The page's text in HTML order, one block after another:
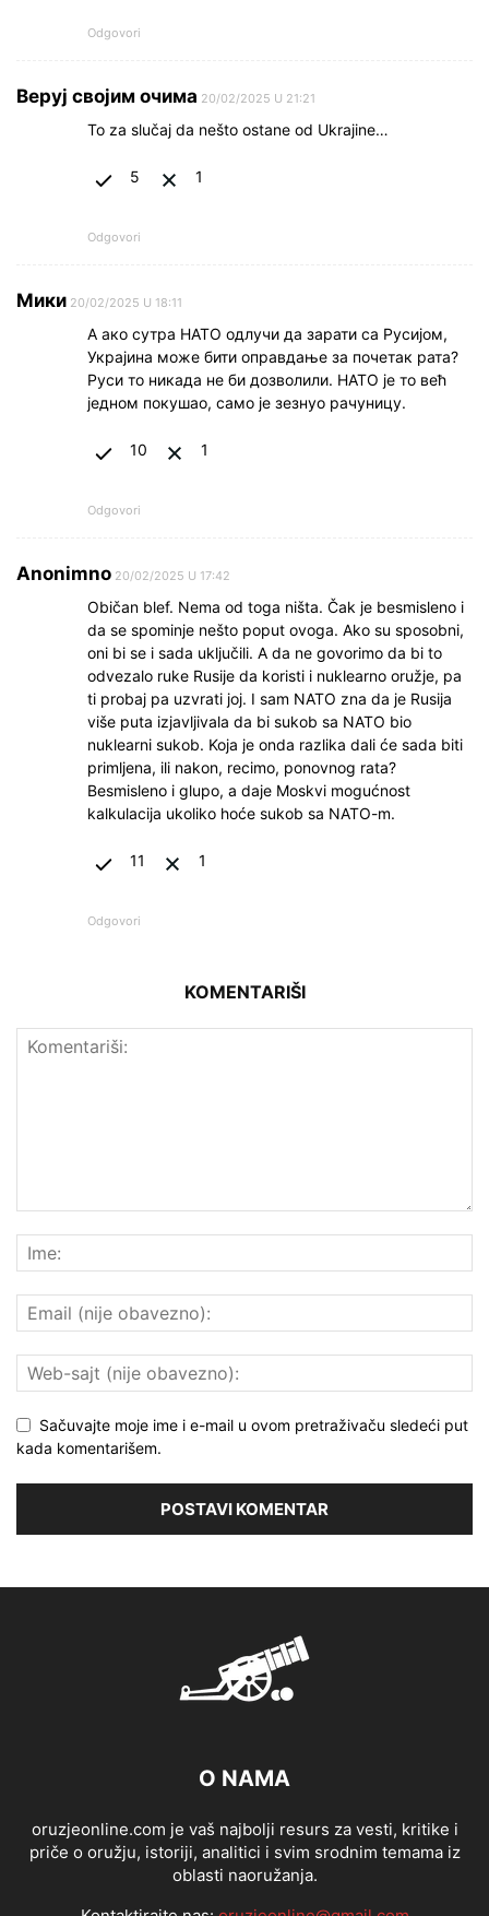
Odgovori
Веруј својим очима 20/02/2025 U 21:21
To za slučaj da nešto ostane od Ukrajine…
5 1
Odgovori
Мики 20/02/2025 U 18:11
А ако сутра НАТО одлучи да зарати са Русијом,
Украјина може бити оправдање за почетак рата?
Руси то никада не би дозволили. НАТО је то већ
једном покушао, само је зезнуо рачуницу.
10 1
Odgovori
Anonimno 20/02/2025 U 17:42
Običan blef. Nema od toga ništa. Čak je besmisleno i
da se spominje nešto poput ovoga. Ako su sposobni,
oni bi se i sada uključili. A da ne govorimo da bi to
odvezalo ruke Rusije da koristi i nuklearno oružje, pa
ti probaj pa uzvrati joj. I sam NATO zna da je Rusija
više puta izjavljivala da bi sukob sa NATO bio
nuklearni sukob. Koja je onda razlika dali će sada biti
primljena, ili nakon, recimo, ponovnog rata?
Besmisleno i glupo, a daje Moskvi mogućnost
kalkulacija ukoliko hoće sukob sa NATO-m.
11 1
Odgovori
KOMENTARIŠI
Sačuvajte moje ime i e-mail u ovom pretraživaču sledeći put
kada komentarišem.
O NAMA
oruzjeonline.com je vaš najbolji resurs za vesti, kritike i
priče o oružju, istoriji, analitici i svim srodnim temama iz
oblasti naoružanja.